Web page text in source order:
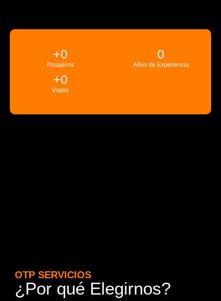
Pasajeros
+0
Años de Experiencia
0
Viajes
+0
OTP SERVICIOS
¿Por qué Elegirnos?